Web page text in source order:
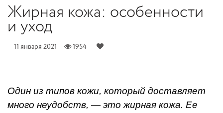
Жирная кожа: особенности
и уход
11 января 2021 1954
Один из типов кожи, который доставляет
много неудобств, — это жирная кожа. Ее